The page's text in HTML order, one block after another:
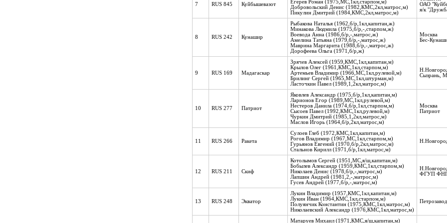
7 RUS 845 Куйбышевазот
Егерев Роман (1975,МС,1кл,старпом,м)
Добровольский Денис (1982,КМС,2кл,матрос,м)
Пикулин Дмитрий (1984,КМС,2кл,матрос,м)
ОАО
я/к
8 RUS 242 Кунашир
Рыбакова Наталья (1962,б/р,1кл,капитан,ж)
Минакова Людмила (1975,б/р,-,старпом,ж)
Воевода Анна (1986,б/р,-,матрос,ж)
Амелина Татьяна (1979,б/р,-,матрос,ж)
Маврина Маргарита (1988,б/р,-,матрос,ж)
Дорофеева Ольга (1971,б/р,ж)
Москва
Бес-
9 RUS 169 Мадагаскар
Зрячев Алексей (1959,КМС,1кл,капитан,м)
Крылов Олег (1961,КМС,1кл,старпом,м)
Артемьев Владимир (1966,МС,1кл,рулевой,м)
Брилинг Сергей (1965,МС,1кл,штурман,м)
Ласточкин Павел (1989,1,2кл,матрос,м)
Сызрань,
10 RUS 277 Патриот
Яковлев Александр (1975,б/р,1кл,капитан,м)
Ларионов Егор (1989,МС,1кл,рулевой,м)
Нестеров Данила (1974,б/р,1кл,старпом,м)
Сысоев Павел (1992,КМС,1кл,рулевой,м)
Чуркин Дмитрий (1985,1,2кл,матрос,м)
Маслов Игорь (1964,б/р,2кл,матрос,м)
Москва
Патриот
11 RUS 266 Ракета
Сулоев Глеб (1972,КМС,1кл,капитан,м)
Рогов Владимир (1967,МС,1кл,старпом,м)
Гурьянов Евгений (1970,б/р,2кл,матрос,м)
Стальнов Кирилл (1971,б/р,1кл,матрос,м)
12 RUS 211 Скиф
Котолымов Сергей (1951,МС,я/ш,капитан,м)
Бобылев Александр (1959,КМС,1кл,старпом,м)
Николаев Денис (1978,б/р,-,матрос,м)
Лапшин Андрей (1981,2,-,матрос,м)
Гусев Андрей (1977,б/р,-,матрос,м)
ФГУП
13 RUS 248 Экватор
Лукин Владимир (1957,КМС,1кл,капитан,м)
Лукин Иван (1964,КМС,1кл,старпом,м)
Полуянчик Константин (1975,КМС,1кл,матрос,м)
Николаевский Александр (1976,КМС,1кл,матрос,м)
Матаруев Михаил (1971,КМС,я/ш,капитан,м)